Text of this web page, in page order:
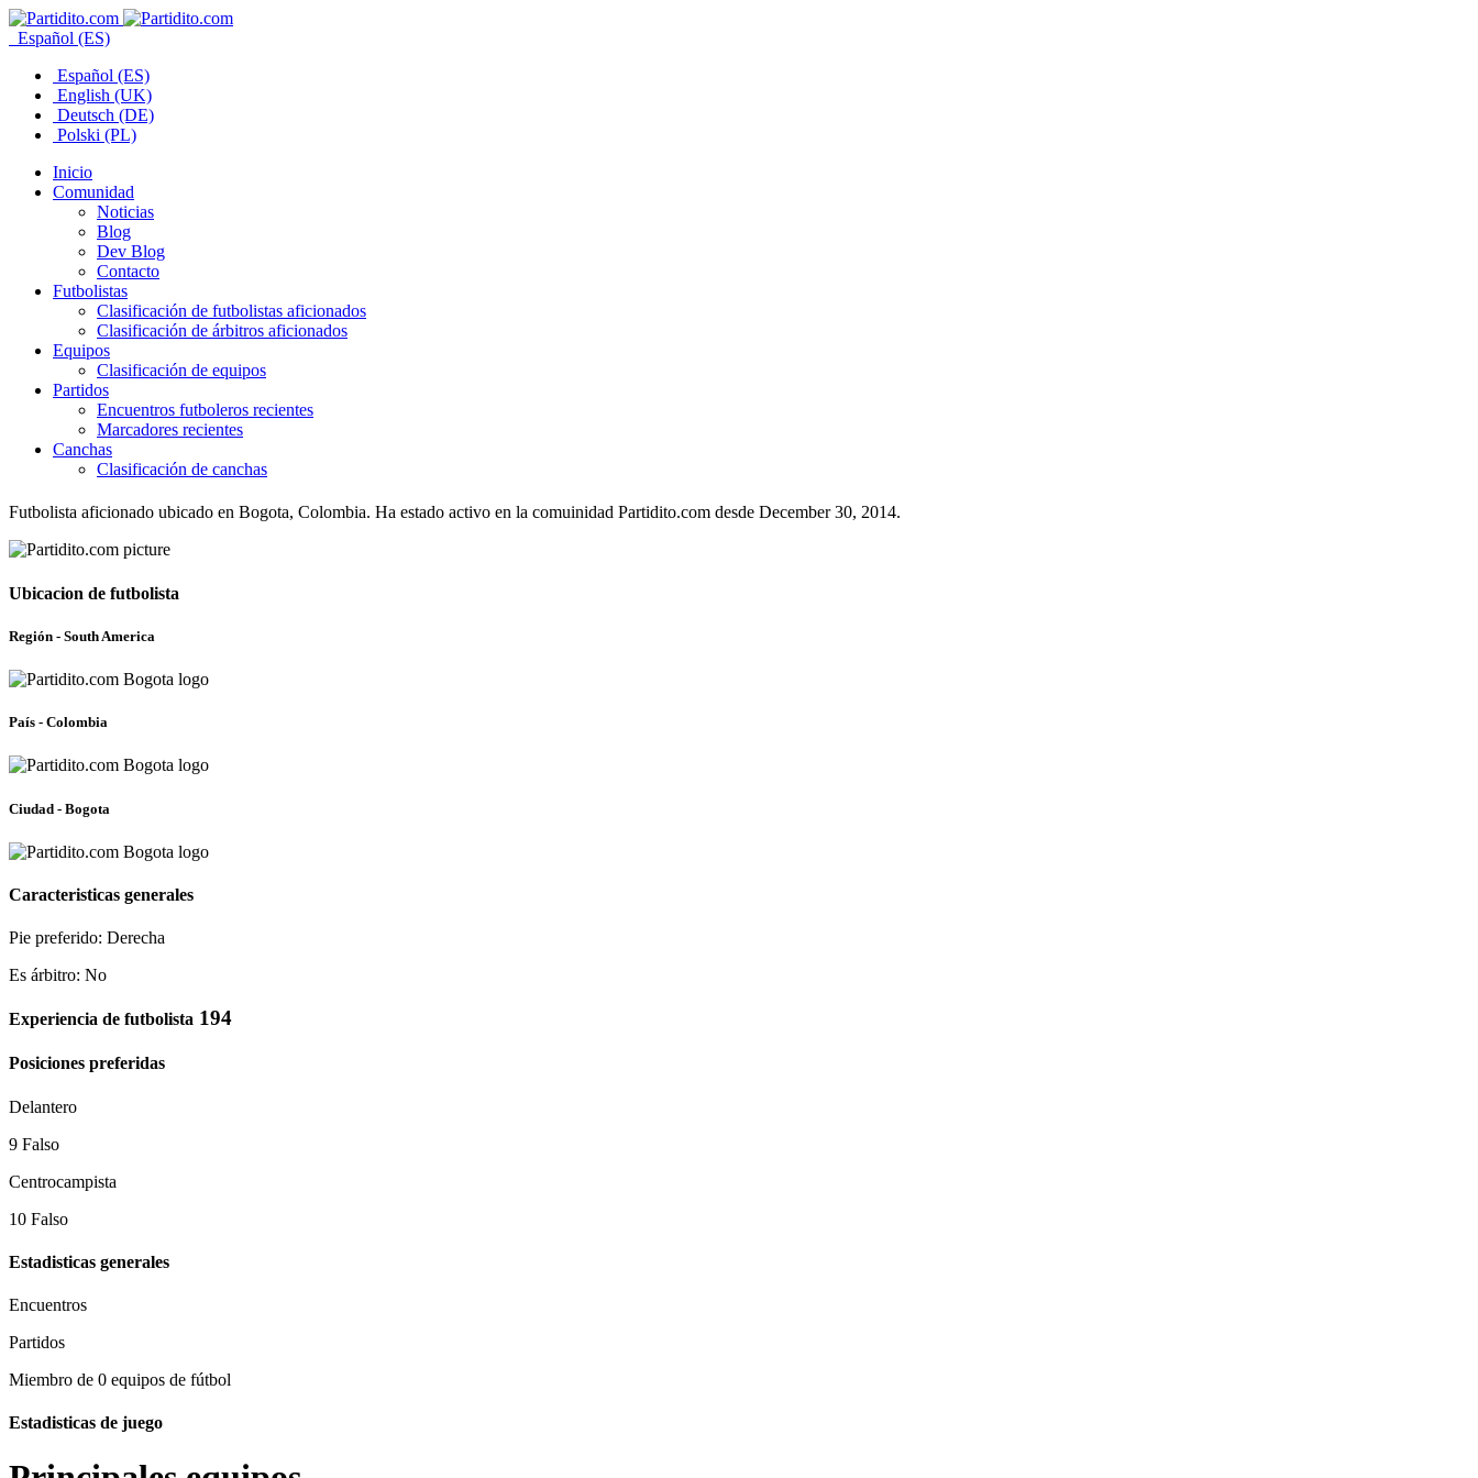
Español (ES)
Español (ES)
English (UK)
Deutsch (DE)
Polski (PL)
Inicio
Comunidad
Noticias
Blog
Dev Blog
Contacto
Futbolistas
Clasificación de futbolistas aficionados
Clasificación de árbitros aficionados
Equipos
Clasificación de equipos
Partidos
Encuentros futboleros recientes
Marcadores recientes
Canchas
Clasificación de canchas
Futbolista aficionado ubicado en Bogota, Colombia. Ha estado activo en la comuinidad Partidito.com desde December 30, 2014.
Ubicacion de futbolista
Región - South America
País - Colombia
Ciudad - Bogota
Caracteristicas generales
Pie preferido: Derecha
Es árbitro: No
Experiencia de futbolista 194
Posiciones preferidas
Delantero
9 Falso
Centrocampista
10 Falso
Estadisticas generales
Encuentros
Partidos
Miembro de 0 equipos de fútbol
Estadisticas de juego